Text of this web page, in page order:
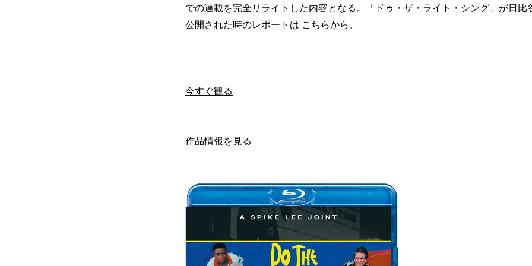
での連載を完全リライトした内容となる。「ドゥ・ザ・ライト・シング」が日比
公開された時のレポートは こちらから。
今すぐ観る
作品情報を見る